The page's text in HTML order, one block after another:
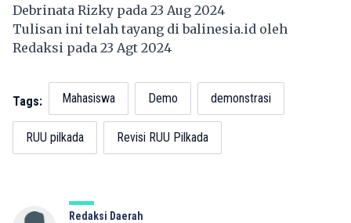
Debrinata Rizky pada 23 Aug 2024
Tulisan ini telah tayang dibalinesia.id oleh
Redaksi pada 23 Agt 2024
Tags: Mahasiswa Demo demonstrasi
RUU pilkada Revisi RUU Pilkada
Redaksi Daerah